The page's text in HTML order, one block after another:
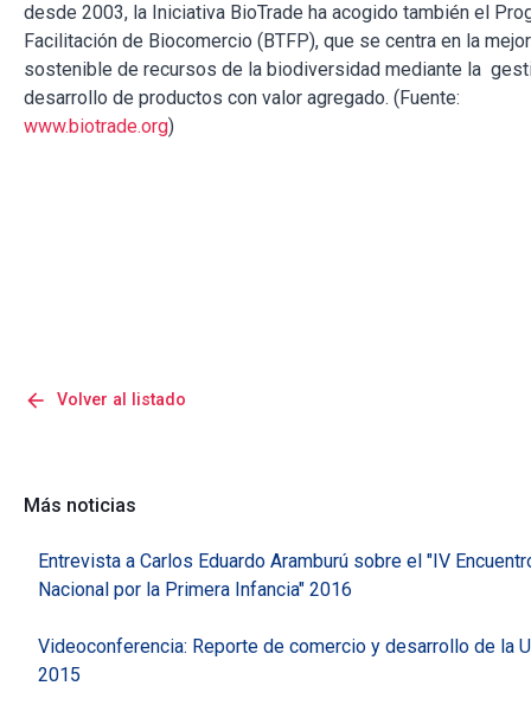
desde 2003, la Iniciativa BioTrade ha acogido también el
Facilitación de Biocomercio (BTFP), que se centra en la
sostenible de recursos de la biodiversidad mediante la
desarrollo de productos con valor agregado. (Fuente:
www.biotrade.org)
arrow_back Volver al listado
Más noticias
Entrevista a Carlos Eduardo Aramburú sobre el "IV
Nacional por la Primera Infancia" 2016
Videoconferencia: Reporte de comercio y desarrollo de la
2015